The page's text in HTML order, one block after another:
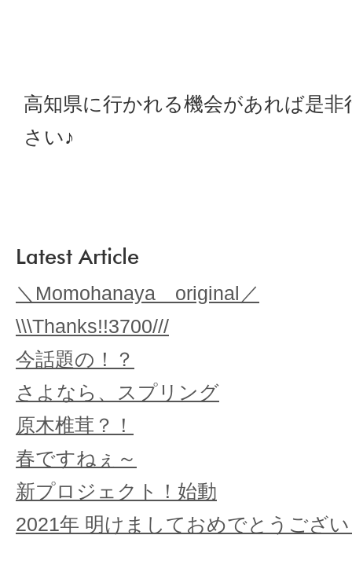
高知県に行かれる機会があれば是
さい♪
Latest Article
＼Momohanaya original／
\\\Thanks!!3700///
今話題の！？
さよなら、スプリング
原木椎茸？！
春ですねぇ～
新プロジェクト！始動
2021年 明けましておめでとうござ